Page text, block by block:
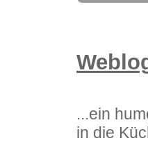
...ein
in die